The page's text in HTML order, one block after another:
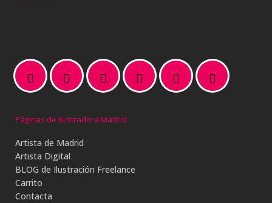
Páginas de Ilustradora Madrid
Artista de Madrid
Artista Digital
BLOG de Ilustración Freelance
Carrito
Contacta